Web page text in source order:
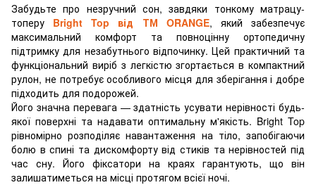
Забудьте про незручний сон, завдяки тонкому матрацу-
топеру Bright Top від ТМ ORANGE, який забезпечує
максимальний комфорт та повноцінну ортопедичну
підтримку для незабутнього відпочинку. Цей практичний та
функціональний виріб з легкістю згортається в компактний
рулон, не потребує особливого місця для зберігання і добре
підходить для подорожей.
Його значна перевага — здатність усувати нерівності будь-
якої поверхні та надавати оптимальну м'якість. Bright Top
рівномірно розподіляє навантаження на тіло, запобігаючи
болю в спині та дискомфорту від стиків та нерівностей під
час сну. Його фіксатори на краях гарантують, що він
залишатиметься на місці протягом всієї ночі.